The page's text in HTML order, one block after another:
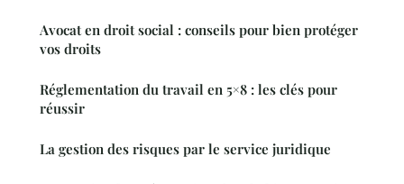
Avocat en droit social : conseils pour bien protéger
vos droits
Réglementation du travail en 5×8 : les clés pour
réussir
La gestion des risques par le service juridique